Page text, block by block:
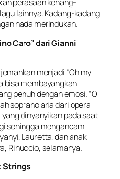
perasaan kenang-
lainnya. Kadang-kadang
nada merindukan.
Caro” dari Gianni
menjadi “Oh my
bisa membayangkan
penuh dengan emosi. “O
soprano aria dari opera
dinyanyikan pada saat
sehingga mengancam
Lauretta, dan anak
Rinuccio, selamanya.
Strings